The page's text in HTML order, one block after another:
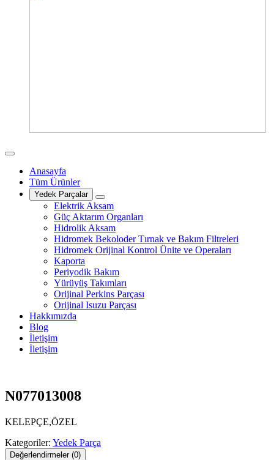
Anasayfa
Tüm Ürünler
Yedek Parçalar
Elektrik Aksam
Güç Aktarım Organları
Hidrolik Aksam
Hidromek Bekoloder Tırnak ve Bakım Filtreleri
Hidromek Orijinal Kontrol Ünite ve Operaları
Kaporta
Periyodik Bakım
Yürüyüş Takımları
Orijinal Perkins Parçası
Orijinal Isuzu Parçası
Hakkımızda
Blog
İletişim
İletişim
N077013008
KELEPÇE,ÖZEL
Kategoriler: Yedek Parça
Değerlendirmeler (0)